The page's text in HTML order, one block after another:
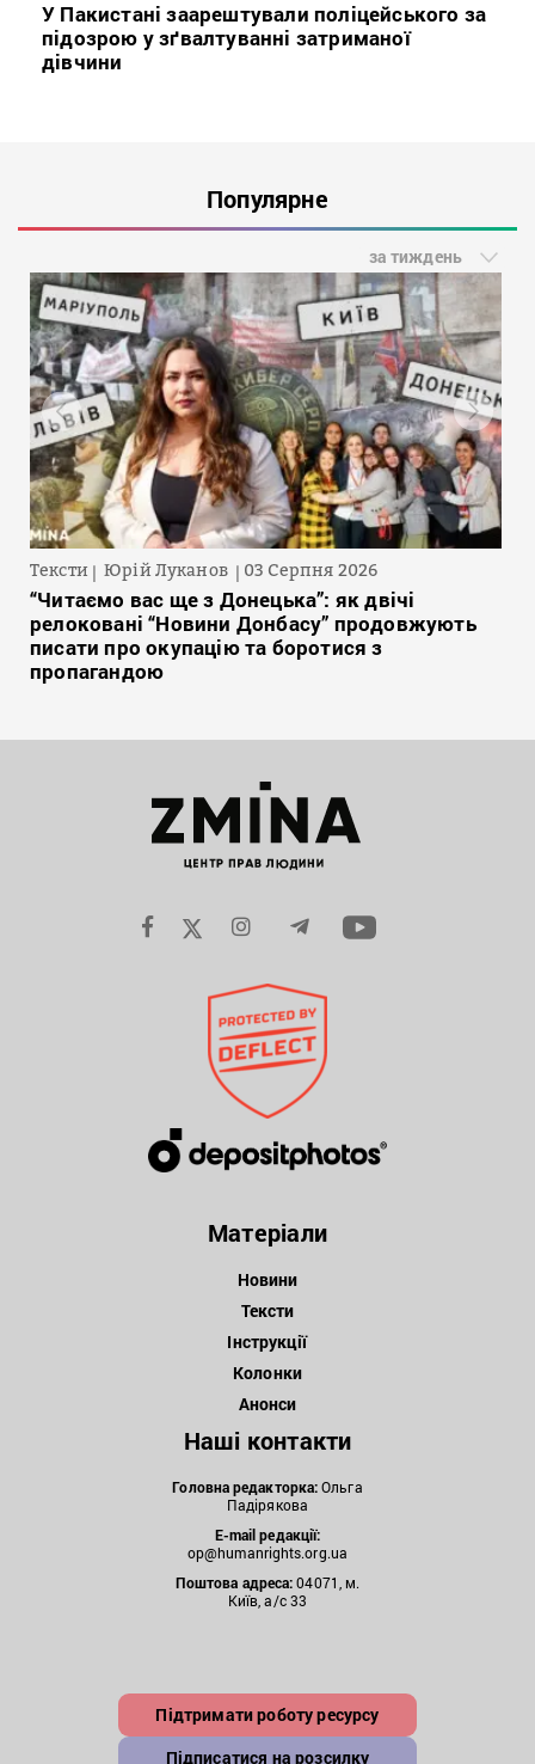
У Пакистані заарештували поліцейського за
підозрою у зґвалтуванні затриманої
дівчини
Популярне
за тиждень
Тексти Юрій Луканов 03 Серпня 2026
“Читаємо вас ще з Донецька”: як двічі
релоковані “Новини Донбасу” продовжують
писати про окупацію та боротися з
пропагандою
Матеріали
Новини
Тексти
Інструкції
Колонки
Анонси
Наші контакти
Головна редакторка:Ольга
Падірякова
E-mail редакції:
op@humanrights.org.ua
Поштова адреса:04071, м.
Київ, а/с 33
Підтримати роботу ресурсу
Підписатися на розсилку